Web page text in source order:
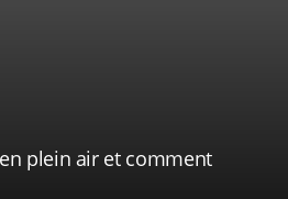
plein air et comment